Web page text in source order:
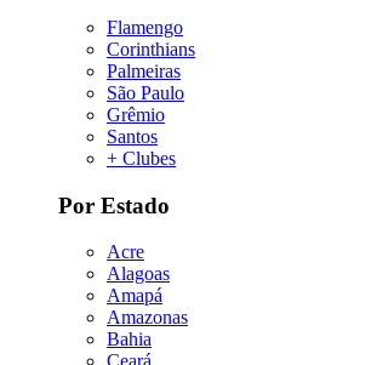
Flamengo
Corinthians
Palmeiras
São Paulo
Grêmio
Santos
+ Clubes
Por Estado
Acre
Alagoas
Amapá
Amazonas
Bahia